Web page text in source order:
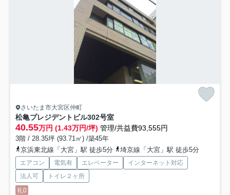
さいたま市大宮区仲町
松亀プレジデントビル302号室
40.55万円 (1.43万円/坪) 管理/共益費93,555円
3階 / 28.35坪 (93.71㎡) /築45年
京浜東北線「大宮」駅 徒歩5分
埼京線「大宮」駅 徒歩5分
エアコン 電気有 エレベーター
インターネット対応
法人可
トイレ２ヶ所
礼0